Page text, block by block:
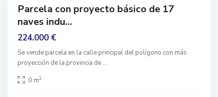
Parcela con proyecto básico de 17
naves indu...
224.000 €
Se vende parcela en la calle principal del polígono con más
proyección de la provincia de ...
0 m2